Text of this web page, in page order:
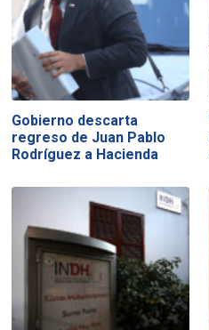
Gobierno descarta
regreso de Juan Pablo
Rodríguez a Hacienda